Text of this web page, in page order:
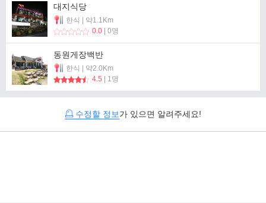
대지식당
한식 | 약1.1Km
0.0 | 0명
동원게장백반
한식 | 약2.0Km
4.5 | 1명
수정할 정보가 있으면 알려주세요!